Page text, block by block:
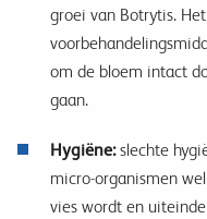
groei van Botrytis.
om de bloem intact
gaan.
Hygiëne:slechte
micro-organismen
vies wordt en